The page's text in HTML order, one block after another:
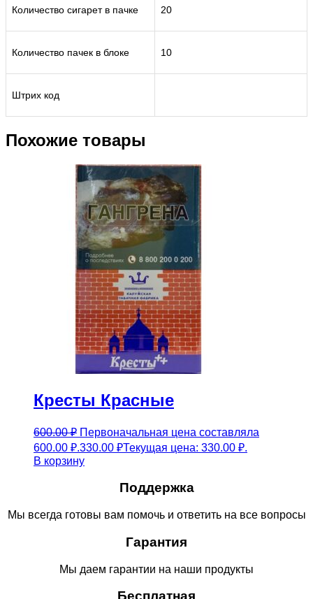
Количество сигарет в пачке 20
Количество пачек в блоке 10
Штрих код
Похожие товары
Кресты Красные
600.00₽ Первоначальная цена составляла
600.00 ₽.330.00 ₽Текущая цена: 330.00 ₽.
В корзину
Поддержка
Мы всегда готовы вам помочь и ответить на все вопросы
Гарантия
Мы даем гарантии на наши продукты